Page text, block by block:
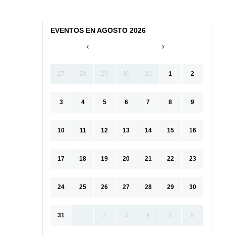
EVENTOS EN AGOSTO 2026
27 28 29 30 31 1 2
3 4 5 6 7 8 9
10 11 12 13 14 15 16
17 18 19 20 21 22 23
24 25 26 27 28 29 30
31 1 2 3 4 5 6